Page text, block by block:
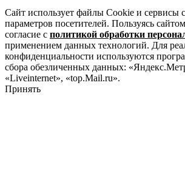
Сайт использует файлы Cookie и сервисы
параметров посетителей. Пользуясь
согласие с политикой обработки
применением данных технологий. Для
конфиденциальности используются
сбора обезличенных данных:
«Liveinternet», «top.Mail.ru».
Принять